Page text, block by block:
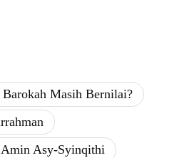
Masih Bernilai?
Asy-Syinqithi